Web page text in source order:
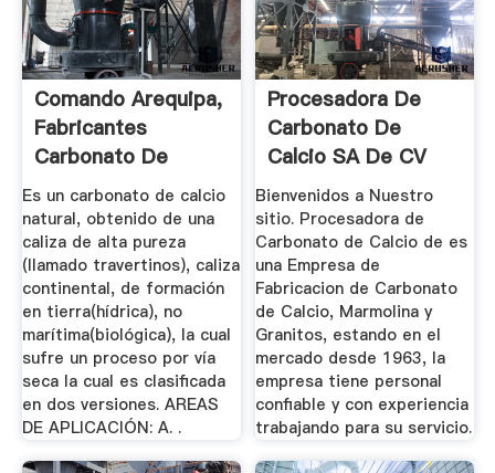
Comando Arequipa,
Fabricantes
Carbonato De
Calcio, Oxido ...
Es un carbonato de calcio
natural, obtenido de una
caliza de alta pureza
(llamado travertinos), caliza
continental, de formación
en tierra(hídrica), no
marítima(biológica), la cual
sufre un proceso por vía
seca la cual es clasificada
en dos versiones. AREAS
DE APLICACIÓN: A. .
Procesadora De
Carbonato De
Calcio SA De CV
Bienvenidos a Nuestro
sitio. Procesadora de
Carbonato de Calcio de es
una Empresa de
Fabricacion de Carbonato
de Calcio, Marmolina y
Granitos, estando en el
mercado desde 1963, la
empresa tiene personal
confiable y con experiencia
trabajando para su servicio.